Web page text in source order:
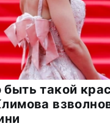
такой